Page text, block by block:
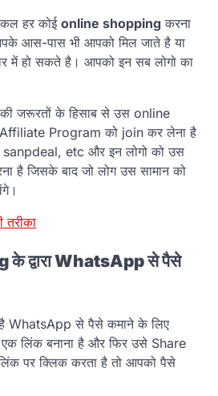
हर कोईonline shopping करना
आस-पास भी आपको मिल जाते है या
में हो सकते है। आपको इन सब लोगो का
जरूरतों के हिसाब से उस online
Program को join कर लेना है
etc और इन लोगो को उस
है जिसके बाद जो लोग उस सामान को
तरीका
द्वारा WhatsApp से पैसे
WhatsApp से पैसे कमाने के लिए
लिंक बनाना है और फिर उसे Share
पर क्लिक करता है तो आपको पैसे